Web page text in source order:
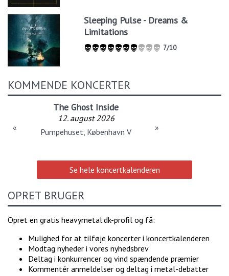
Sleeping Pulse - Dreams &
Limitations
7/10
KOMMENDE KONCERTER
The Ghost Inside
12. august 2026
Pumpehuset, København V
« »
Se hele koncertkalenderen
OPRET BRUGER
Opret en gratis heavymetal.dk-profil og få:
Mulighed for at tilføje koncerter i koncertkalenderen
Modtag nyheder i vores nyhedsbrev
Deltag i konkurrencer og vind spændende præmier
Kommentér anmeldelser og deltag i metal-debatter